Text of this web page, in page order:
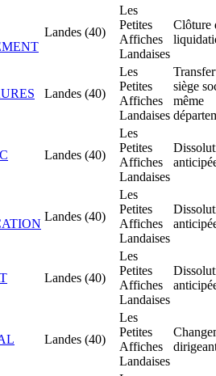
Landes (40)
Les
Petites
Affiches
Landaises
Clôture
Landes (40)
Les
Petites
Affiches
Landaises
siège
même
Landes (40)
Les
Petites
Affiches
Landaises
Landes (40)
Les
Petites
Affiches
Landaises
Landes (40)
Les
Petites
Affiches
Landaises
Landes (40)
Les
Petites
Affiches
Landaises